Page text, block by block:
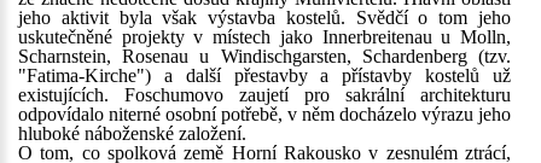
jeho aktivit byla však výstavba kostelů. Svědčí o tom jeho
uskutečněné projekty v místech jako Innerbreitenau u Molln,
Scharnstein, Rosenau u Windischgarsten, Schardenberg (tzv.
"Fatima-Kirche") a další přestavby a přístavby kostelů už
existujících. Foschumovo zaujetí pro sakrální architekturu
odpovídalo niterné osobní potřebě, v něm docházelo výrazu jeho
hluboké náboženské založení.
O tom, co spolková země Horní Rakousko v zesnulém ztrácí,